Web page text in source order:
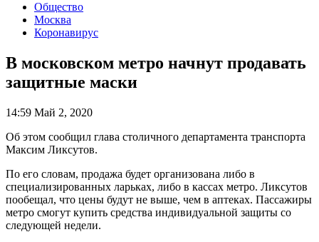
Общество
Москва
Коронавирус
В московском метро начнут продавать
защитные маски
14:59 Май 2, 2020
Об этом сообщил глава столичного департамента транспорта
Максим Ликсутов.
По его словам, продажа будет организована либо в
специализированных ларьках, либо в кассах метро. Ликсутов
пообещал, что цены будут не выше, чем в аптеках. Пассажиры
метро смогут купить средства индивидуальной защиты со
следующей недели.